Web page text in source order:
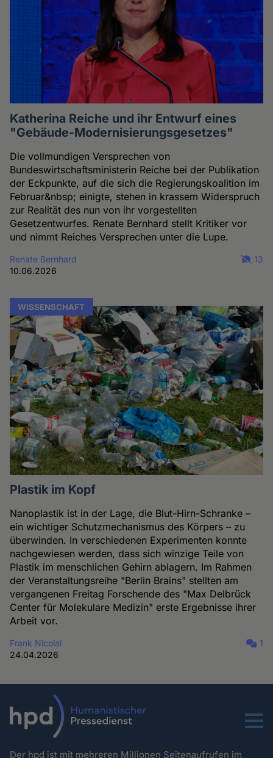
Katherina Reiche und ihr Entwurf eines
"Gebäude-Modernisierungsgesetzes"
Die vollmundigen Versprechen von
Bundeswirtschaftsministerin Reiche bei der Publikation
der Eckpunkte, auf die sich die Regierungskoalition im
Februar&nbsp; einigte, stehen in krassem Widerspruch
zur Realität des nun von ihr vorgestellten
Gesetzentwurfes. Renate Bernhard stellt Kritiker vor
und nimmt Reiches Versprechen unter die Lupe.
Renate Bernhard
10.06.2026
13
WISSENSCHAFT
Plastik im Kopf
Nanoplastik ist in der Lage, die Blut-Hirn-Schranke –
ein wichtiger Schutzmechanismus des Körpers – zu
überwinden. In verschiedenen Experimenten konnte
nachgewiesen werden, dass sich winzige Teile von
Plastik im menschlichen Gehirn ablagern. Im Rahmen
der Veranstaltungsreihe "Berlin Brains" stellten am
vergangenen Freitag Forschende des "Max Delbrück
Center für Molekulare Medizin" erste Ergebnisse ihrer
Arbeit vor.
Frank Nicolai
24.04.2026
1
Menu
Der hpd ist mit mehreren Millionen Seitenaufrufen im